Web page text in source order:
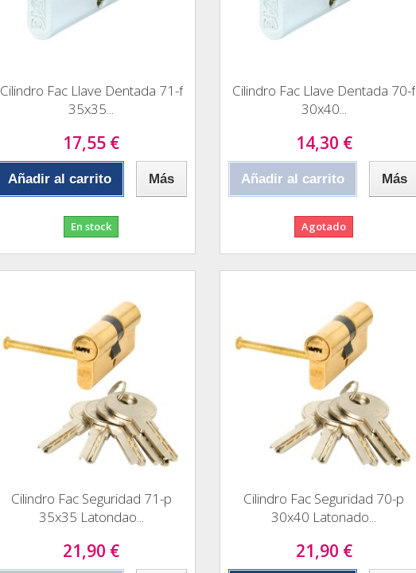
Cilindro Fac Llave Dentada 71-f
35x35...
17,55 €
Añadir al carrito Más
En stock
Cilindro Fac Llave Dentada 70-f
30x40...
14,30 €
Añadir al carrito Más
Agotado
Cilindro Fac Seguridad 71-p
35x35 Latondao...
21,90 €
Cilindro Fac Seguridad 70-p
30x40 Latonado...
21,90 €